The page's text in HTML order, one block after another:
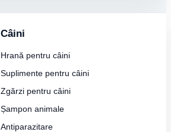
Câini
Hrană pentru câini
Suplimente pentru câini
Zgărzi pentru câini
Șampon animale
Antiparazitare